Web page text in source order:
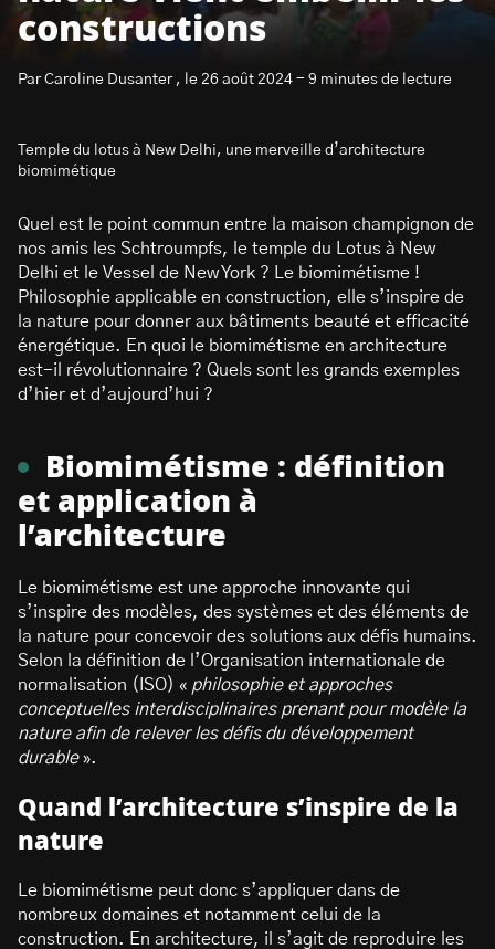
constructions
Par Caroline Dusanter , le 26 août 2024 - 9 minutes de lecture
Temple du lotus à New Delhi, une merveille d’architecture
biomimétique
Quel est le point commun entre la maison champignon de
nos amis les Schtroumpfs, le temple du Lotus à New
Delhi et le Vessel de New York ? Le biomimétisme !
Philosophie applicable en construction, elle s’inspire de
la nature pour donner aux bâtiments beauté et efficacité
énergétique. En quoi le biomimétisme en architecture
est-il révolutionnaire ? Quels sont les grands exemples
d’hier et d’aujourd’hui ?
Biomimétisme : définition
et application à
l’architecture
Le biomimétisme est une approche innovante qui
s’inspire des modèles, des systèmes et des éléments de
la nature pour concevoir des solutions aux défis humains.
Selon la définition de l’Organisation internationale de
normalisation (ISO) « philosophie et approches
conceptuelles interdisciplinaires prenant pour modèle la
nature afin de relever les défis du développement
durable».
Quand l’architecture s’inspire de la
nature
Le biomimétisme peut donc s’appliquer dans de
nombreux domaines et notamment celui de la
construction. En architecture, il s’agit de reproduire les
S’abonner à la newsletter